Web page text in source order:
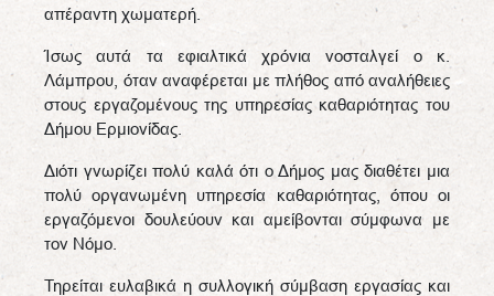
απέραντη χωματερή.
Ίσως αυτά τα εφιαλτικά χρόνια νοσταλγεί ο κ.
Λάμπρου, όταν αναφέρεται με πλήθος από αναλήθειες
στους εργαζομένους της υπηρεσίας καθαριότητας του
Δήμου Ερμιονίδας.
Διότι γνωρίζει πολύ καλά ότι ο Δήμος μας διαθέτει μια
πολύ οργανωμένη υπηρεσία καθαριότητας, όπου οι
εργαζόμενοι δουλεύουν και αμείβονται σύμφωνα με
τον Νόμο.
Τηρείται ευλαβικά η συλλογική σύμβαση εργασίας και